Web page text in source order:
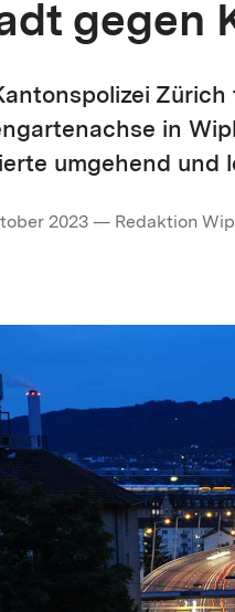
gegen
in
umgehend und
2023 — Redaktion